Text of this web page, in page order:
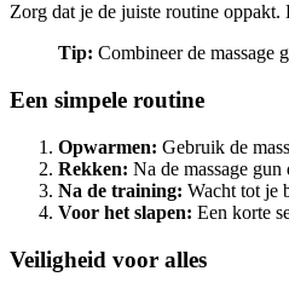
Zorg dat je de juiste routine
Tip: Combineer de massage
Een simpele routine
Opwarmen: Gebruik de
Rekken: Na de massage
Na de training: Wacht tot je
Voor het slapen: Een korte
Veiligheid voor alles